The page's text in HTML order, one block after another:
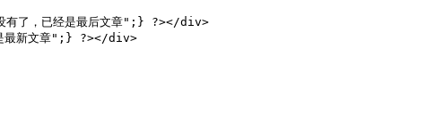
，已经是最后文章";} ?></div>
新文章";} ?></div>